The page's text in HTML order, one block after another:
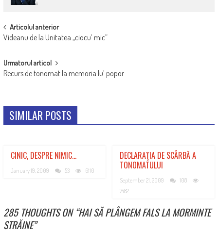
POST
NAVIGATION
Articolul anterior
Videanu de la Unitatea „ciocu’ mic”
Urmatorul articol
Recurs de tonomat la memoria lu’ popor
SIMILAR POSTS
CINIC, DESPRE NIMIC…
January 19, 2009 53 6110
DECLARAŢIA DE SCÂRBĂ A
TONOMATULUI
September 21, 2009
108
7482
285 THOUGHTS ON “HAI SĂ PLÂNGEM FALS LA MORMINTE
STRĂINE”